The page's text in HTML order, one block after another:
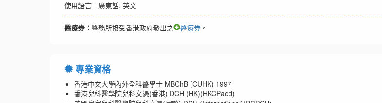
使用語言：廣東話, 英文
醫療券： 醫務所接受香港政府發出之 醫療券 。
專業資格
香港中文大學內外全科醫學士 MBChB (CUHK) 1997
香港兒科醫學院兒科文憑(香港) DCH (HK)(HKCPaed)